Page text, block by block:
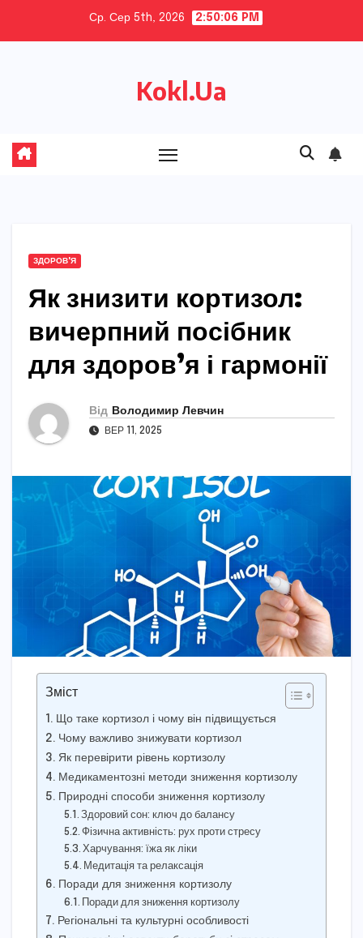
Ср. Сер 5th, 2026 2:50:07 PM
Kokl.Ua
ЗДОРОВ'Я
Як знизити кортизол:
вичерпний посібник
для здоров’я і гармонії
Від Володимир Левчин
ВЕР 11, 2025
Зміст
Що таке кортизол і чому він підвищується
Чому важливо знижувати кортизол
Як перевірити рівень кортизолу
Медикаментозні методи зниження кортизолу
Природні способи зниження кортизолу
Здоровий сон: ключ до балансу
Фізична активність: рух проти стресу
Харчування: їжа як ліки
Медитація та релаксація
Поради для зниження кортизолу
Поради для зниження кортизолу
Регіональні та культурні особливості